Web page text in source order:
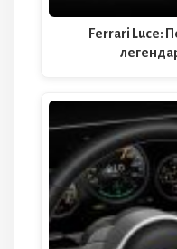
Ferrari Luce: